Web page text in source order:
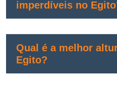
imperdíveis no
Qual é a melhor
Egito?